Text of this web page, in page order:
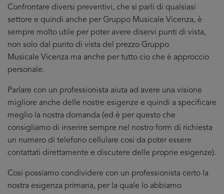
Confrontare diversi preventivi, che si parli di qualsiasi
settore e quindi anche per Gruppo Musicale Vicenza, è
sempre molto utile per poter avere diservi punti di vista,
non solo dal punto di vista del prezzo Gruppo
Musicale Vicenza ma anche per tutto cio che è approccio
personale.
Parlare con un professionista aiuta ad avere una visione
migliore anche delle nostre esigenze e quindi a specificare
meglio la nostra domanda (ed è per questo che
consigliamo di inserire sempre nel nostro form di richiesta
un numero di telefono cellulare cosi da poter essere
contattati direttamente e discutere delle proprie esigenze).
Cosi possiamo condividere con un professionista certo la
nostra esigenza primaria, per la quale lo abbiamo